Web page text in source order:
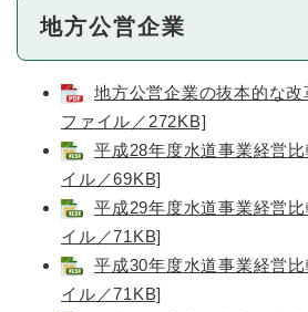
地方公営企業
地方公営企業の抜本的な
ファイル／272KB]
平成28年度水道事業経営
イル／69KB]
平成29年度水道事業経営
イル／71KB]
平成30年度水道事業経営
イル／71KB]